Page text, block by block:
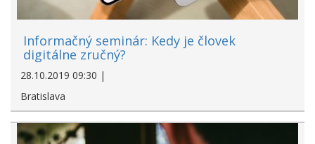
Informačný seminár: Kedy je človek
digitálne zručný?
28.10.2019 09:30 |
Bratislava